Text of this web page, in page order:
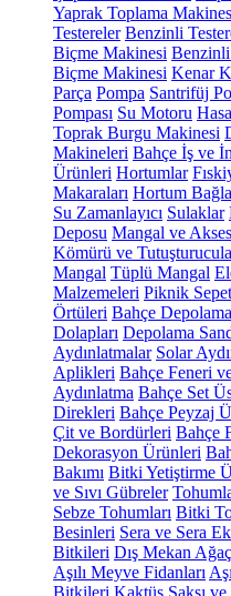
Yaprak Toplama
Testereler Benzinli
Biçme Makinesi
Biçme Makinesi Kenar
Parça Pompa Santrifüj
Pompası Su Motoru
Toprak Burgu Makinesi
Makineleri Bahçe İş ve
Ürünleri Hortumlar
Makaraları Hortum
Su Zamanlayıcı Sulaklar
Deposu Mangal ve
Kömürü ve
Mangal Tüplü Mangal
Malzemeleri Piknik
Örtüleri Bahçe Depolama
Dolapları Depolama
Aydınlatmalar Solar
Aplikleri Bahçe Feneri
Aydınlatma Bahçe Set
Direkleri Bahçe Peyzaj
Çit ve Bordürleri Bahçe
Dekorasyon Ürünleri
Bakımı Bitki Yetiştirme
ve Sıvı Gübreler
Sebze Tohumları Bitki
Besinleri Sera ve Sera
Bitkileri Dış Mekan
Aşılı Meyve Fidanları
Bitkileri Kaktüs Saksı